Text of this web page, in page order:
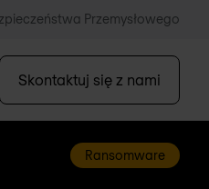
Przemysłowego
Skontaktuj się z nami
Ransomware